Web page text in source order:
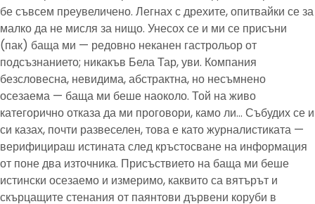
бе съвсем преувеличено. Легнах с дрехите, опитвайки се за
малко да не мисля за нищо. Унесох се и ми се присъни
(пак) баща ми — редовно неканен гастрольор от
подсъзнанието; никакъв Бела Тар, уви. Компания
безсловесна, невидима, абстрактна, но несъмнено
осезаема — баща ми беше наоколо. Той на живо
категорично отказа да ми проговори, камо ли… Събудих се и
си казах, почти развеселен, това е като журналистиката —
верифицираш истината след кръстосване на информация
от поне два източника. Присъствието на баща ми беше
истински осезаемо и измеримо, каквито са вятърът и
скърцащите стенания от паянтови дървени коруби в